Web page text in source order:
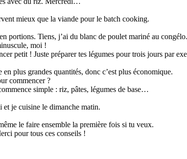
mieux que la viande pour le batch cooking.
portions. Tiens, j’ai du blanc de poulet mariné au congélo.
moi !
petit ! Juste préparer tes légumes pour trois jours par
plus grandes quantités, donc c’est plus économique.
commencer ?
simple : riz, pâtes, légumes de base…
et je cuisine le dimanche matin.
le faire ensemble la première fois si tu veux.
pour tous ces conseils !